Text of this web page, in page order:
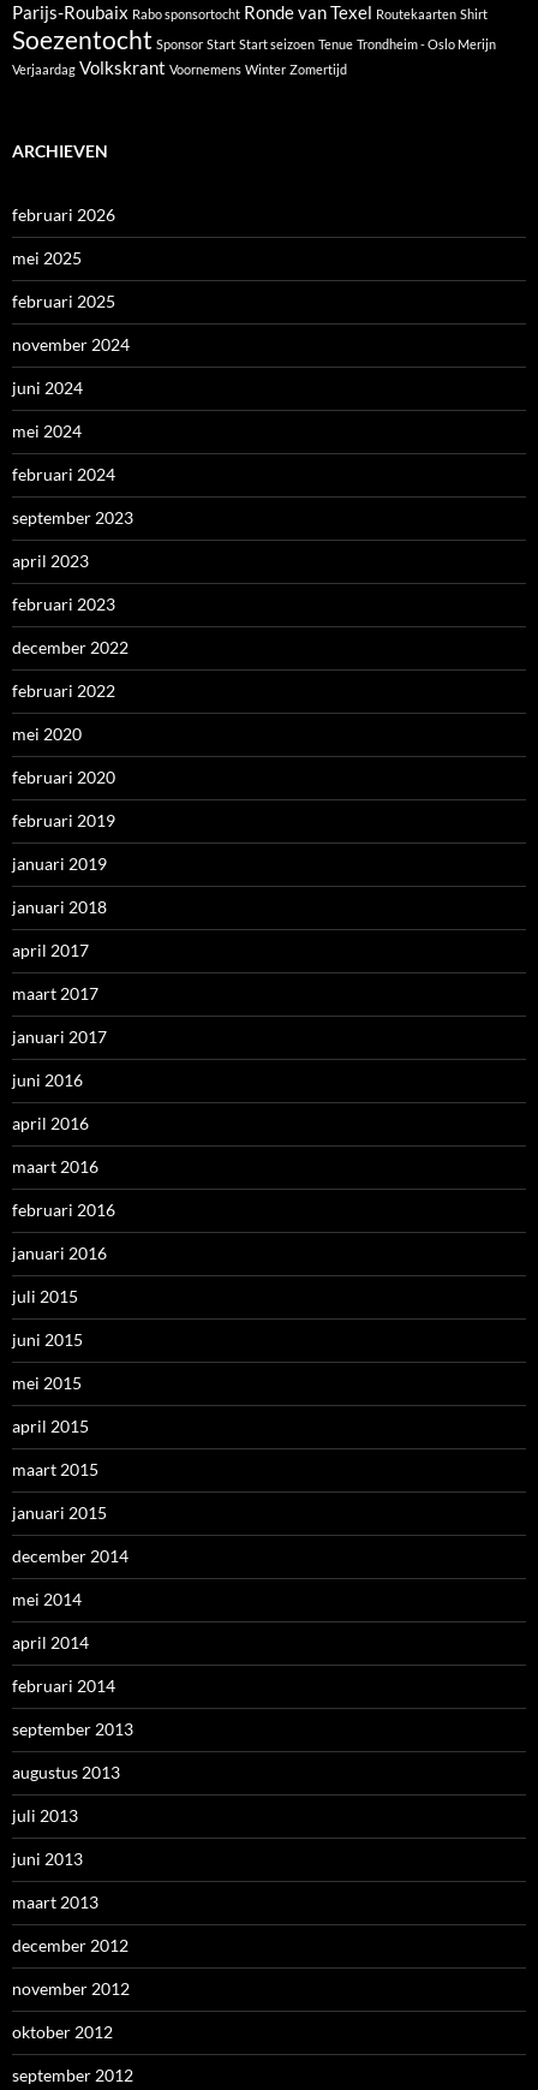
Parijs-Roubaix Rabo sponsortocht Ronde van Texel Routekaarten Shirt
Soezentocht Sponsor Start Start seizoen Tenue Trondheim - Oslo Merijn
Verjaardag Volkskrant Voornemens Winter Zomertijd
ARCHIEVEN
februari 2026
mei 2025
februari 2025
november 2024
juni 2024
mei 2024
februari 2024
september 2023
april 2023
februari 2023
december 2022
februari 2022
mei 2020
februari 2020
februari 2019
januari 2019
januari 2018
april 2017
maart 2017
januari 2017
juni 2016
april 2016
maart 2016
februari 2016
januari 2016
juli 2015
juni 2015
mei 2015
april 2015
maart 2015
januari 2015
december 2014
mei 2014
april 2014
februari 2014
september 2013
augustus 2013
juli 2013
juni 2013
maart 2013
december 2012
november 2012
oktober 2012
september 2012